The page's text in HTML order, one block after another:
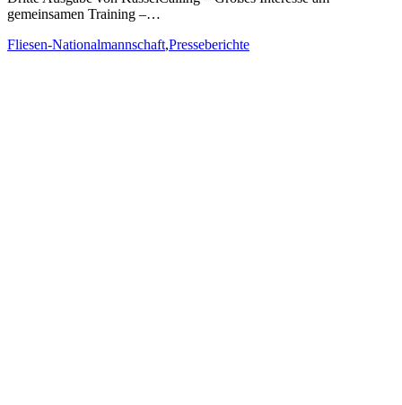
gemeinsamen Training –…
Fliesen-Nationalmannschaft,Presseberichte